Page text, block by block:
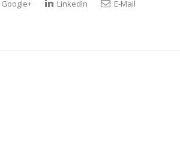
Google+ LinkedIn E-Mail